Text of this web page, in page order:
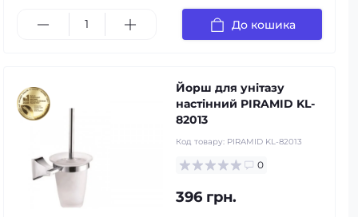
До кошика
Йорш для унітазу
настінний PIRAMID KL-
82013
Код товару: PIRAMID KL-82013
0
396 грн.